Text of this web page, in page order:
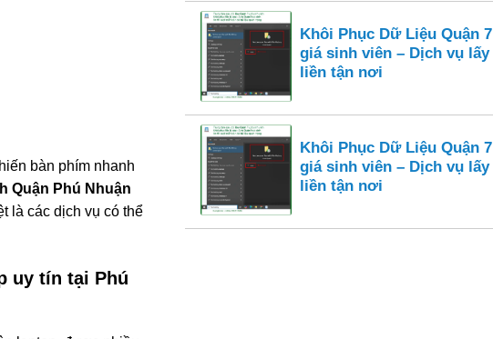
bàn phím nhanh
Quận Phú Nhuận
là các dịch vụ có thể
uy tín tại Phú
Khôi Phục Dữ Liệu Quận 7
giá sinh viên – Dịch vụ lấy
liền tận nơi
Khôi Phục Dữ Liệu Quận 7
giá sinh viên – Dịch vụ lấy
liền tận nơi